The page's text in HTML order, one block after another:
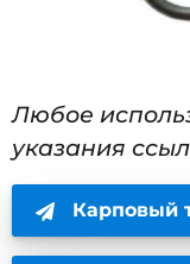
Любое
указания
Карповый